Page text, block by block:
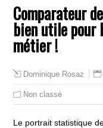
Comparateur
bien utile pour
métier !
Dominique Rosaz
Non classé
Le portrait statistique